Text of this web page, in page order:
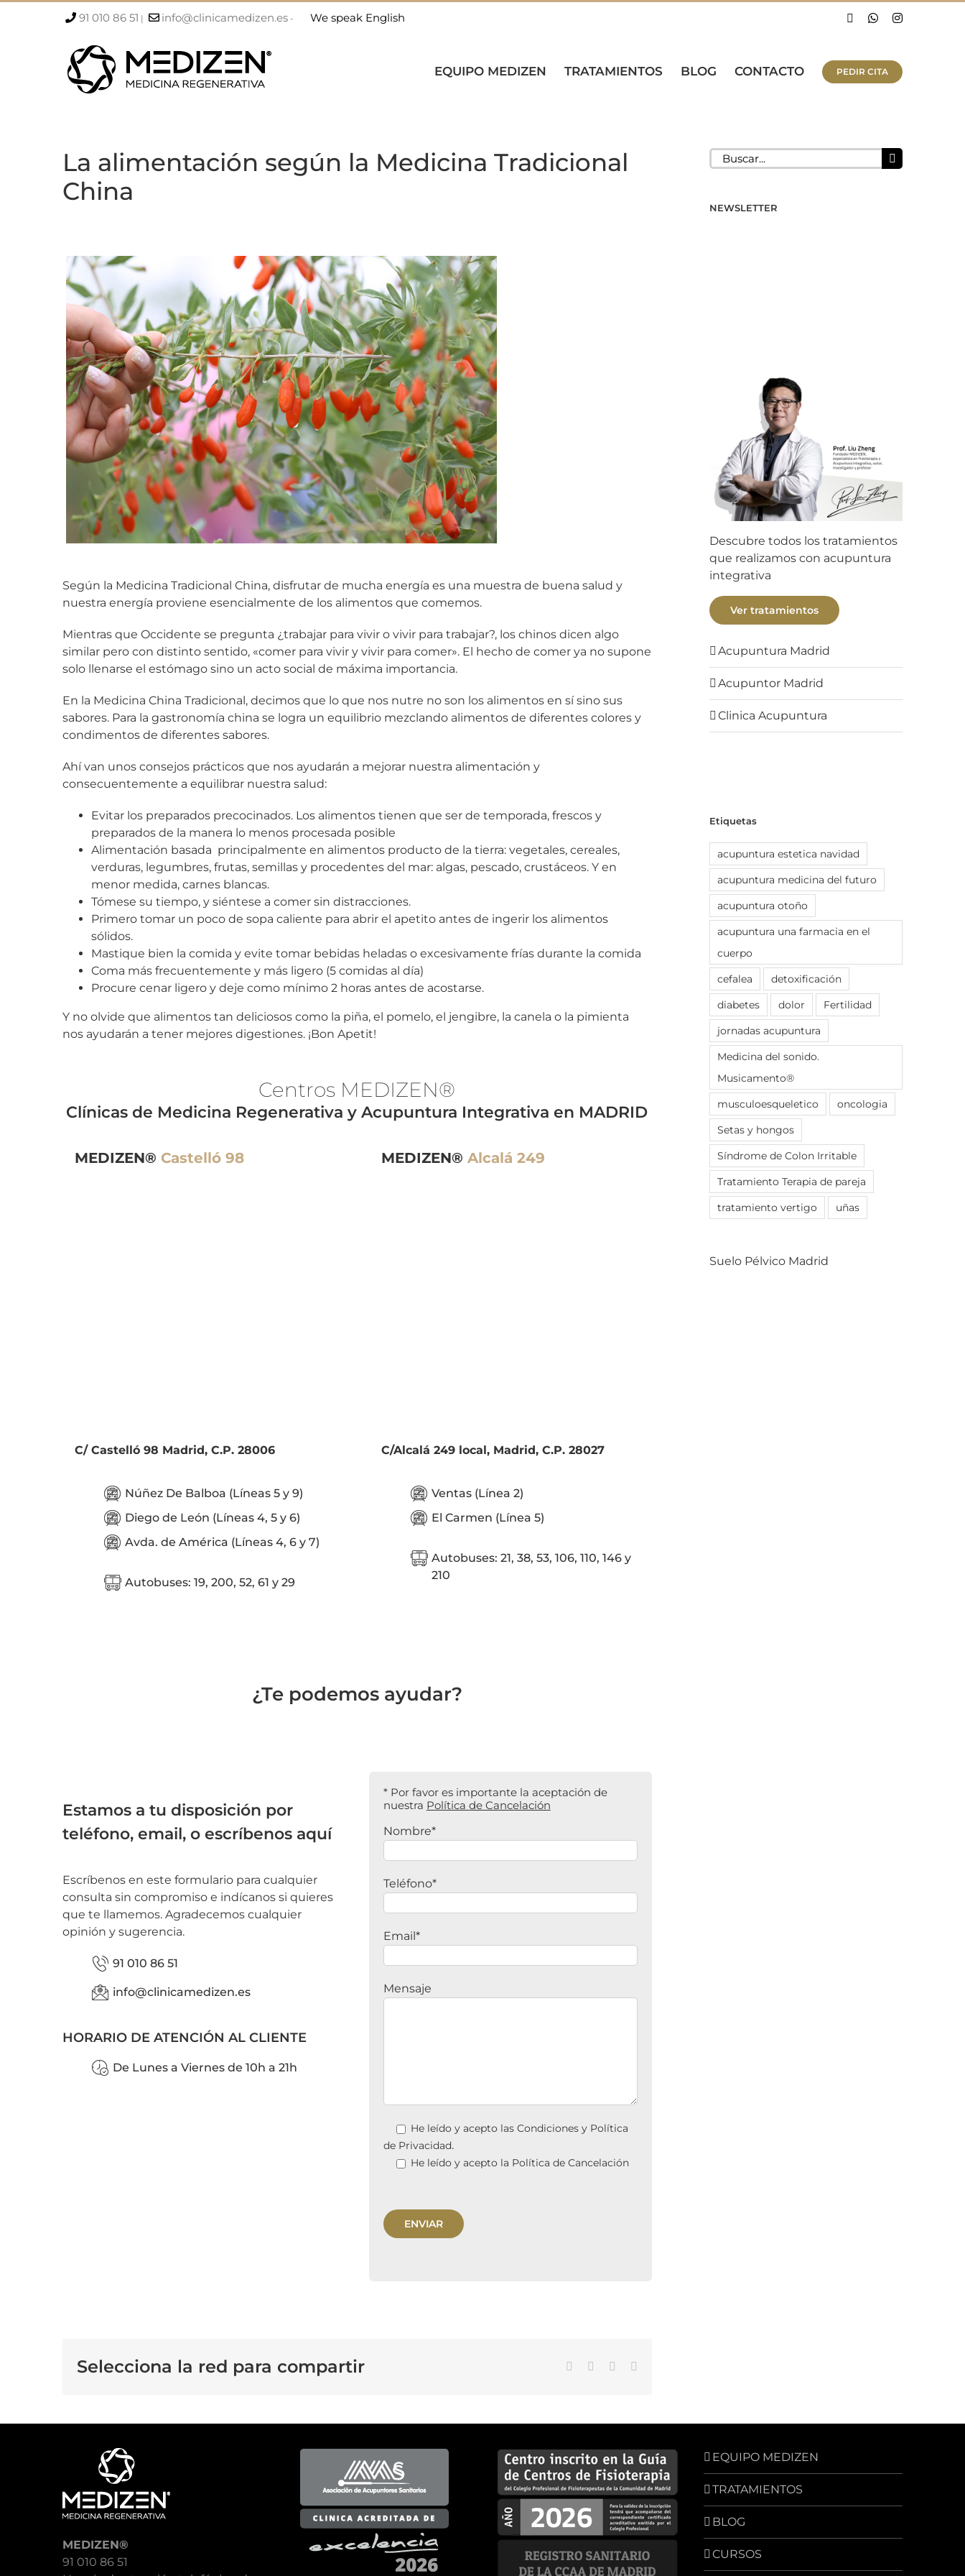
91 010 86 51 | info@clinicamedizen.es - We speak English FacebookWhatsAppInstagram
EQUIPO MEDIZEN TRATAMIENTOS BLOG CONTACTO PEDIR CITA
La alimentación según la Medicina Tradicional
China
Según la Medicina Tradicional China, disfrutar de mucha energía es una muestra de buena salud y
nuestra energía proviene esencialmente de los alimentos que comemos.
Mientras que Occidente se pregunta ¿trabajar para vivir o vivir para trabajar?, los chinos dicen algo
similar pero con distinto sentido, «comer para vivir y vivir para comer». El hecho de comer ya no supone
solo llenarse el estómago sino un acto social de máxima importancia.
En la Medicina China Tradicional, decimos que lo que nos nutre no son los alimentos en sí sino sus
sabores. Para la gastronomía china se logra un equilibrio mezclando alimentos de diferentes colores y
condimentos de diferentes sabores.
Ahí van unos consejos prácticos que nos ayudarán a mejorar nuestra alimentación y
consecuentemente a equilibrar nuestra salud:
Evitar los preparados precocinados. Los alimentos tienen que ser de temporada, frescos y
preparados de la manera lo menos procesada posible
Alimentación basada principalmente en alimentos producto de la tierra: vegetales, cereales,
verduras, legumbres, frutas, semillas y procedentes del mar: algas, pescado, crustáceos. Y en
menor medida, carnes blancas.
Tómese su tiempo, y siéntese a comer sin distracciones.
Primero tomar un poco de sopa caliente para abrir el apetito antes de ingerir los alimentos
sólidos.
Mastique bien la comida y evite tomar bebidas heladas o excesivamente frías durante la comida
Coma más frecuentemente y más ligero (5 comidas al día)
Procure cenar ligero y deje como mínimo 2 horas antes de acostarse.
Y no olvide que alimentos tan deliciosos como la piña, el pomelo, el jengibre, la canela o la pimienta
nos ayudarán a tener mejores digestiones. ¡Bon Apetit!
Centros MEDIZEN®
Clínicas de Medicina Regenerativa y Acupuntura Integrativa en MADRID
MEDIZEN® Castelló 98
C/ Castelló 98 Madrid, C.P. 28006
Núñez De Balboa (Líneas 5 y 9)
Diego de León (Líneas 4, 5 y 6)
Avda. de América (Líneas 4, 6 y 7)
Autobuses: 19, 200, 52, 61 y 29
MEDIZEN® Alcalá 249
C/Alcalá 249 local, Madrid, C.P. 28027
Ventas (Línea 2)
El Carmen (Línea 5)
Autobuses: 21, 38, 53, 106, 110, 146 y
210
¿Te podemos ayudar?
Estamos a tu disposición por
teléfono, email, o escríbenos aquí
Escríbenos en este formulario para cualquier
consulta sin compromiso e indícanos si quieres
que te llamemos. Agradecemos cualquier
opinión y sugerencia.
91 010 86 51
info@clinicamedizen.es
HORARIO DE ATENCIÓN AL CLIENTE
De Lunes a Viernes de 10h a 21h
* Por favor es importante la aceptación de
nuestra Política de Cancelación
Nombre*
Teléfono*
Email*
Mensaje
He leído y acepto las Condiciones y Política
de Privacidad.
He leído y acepto la Política de Cancelación
Selecciona la red para compartir Facebook LinkedIn
Buscar:
NEWSLETTER
Descubre todos los tratamientos
que realizamos con acupuntura
integrativa
Ver tratamientos
Acupuntura Madrid
Acupuntor Madrid
Clinica Acupuntura
Etiquetas
acupuntura estetica navidad
acupuntura medicina del futuro
acupuntura otoño
acupuntura una farmacia en el
cuerpo
cefalea
detoxificación
diabetes
dolor
Fertilidad
jornadas acupuntura
Medicina del sonido.
Musicamento®
musculoesqueletico
oncologia
Setas y hongos
Síndrome de Colon Irritable
Tratamiento Terapia de pareja
tratamiento vertigo
uñas
Suelo Pélvico Madrid
MEDIZEN®
91 010 86 51
EQUIPO MEDIZEN
TRATAMIENTOS
BLOG
CURSOS